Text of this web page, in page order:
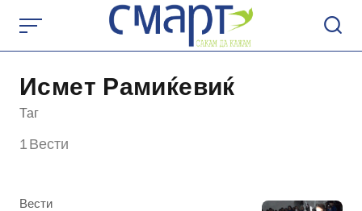
content
Исмет Рамиќевиќ
Таг
1 Вести
КАтегорија
Вести